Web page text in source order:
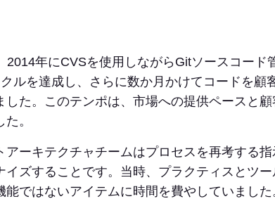
年にCVSを使用しながらGitソースコード
ルを達成し、さらに数か月かけてコードを顧
した。このテンポは、市場への提供ペースと顧
。
ーキテクチャチームはプロセスを再考する指
ズすることです。当時、プラクティスとツー
ではないアイテムに時間を費やしていました